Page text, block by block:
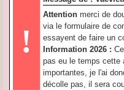
!
Attention merci de
via le formulaire de
essayent de faire un
Information 2026 :
pas eu le temps cette
importantes, je l'ai
décolle pas, il sera